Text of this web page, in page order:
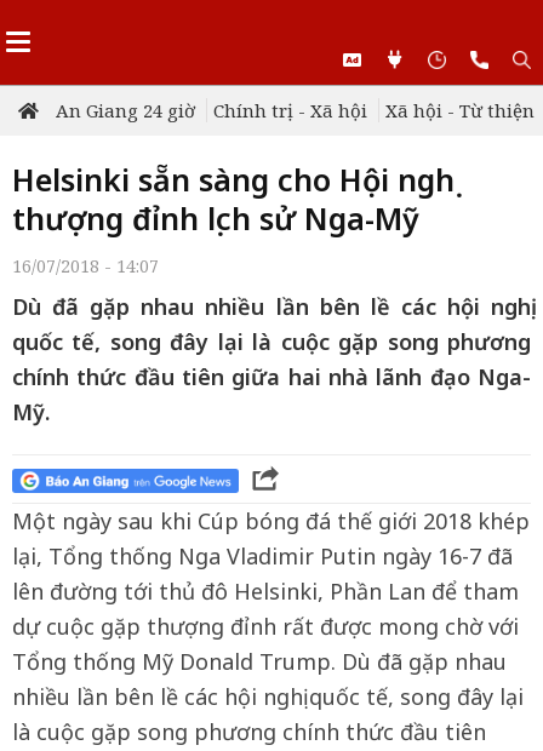
An Giang 24 giờ Chính trị - Xã hội Xã hội - Từ thiện
Helsinki sẵn sàng cho Hội nghị
thượng đỉnh lịch sử Nga-Mỹ
16/07/2018 - 14:07
Dù đã gặp nhau nhiều lần bên lề các hội nghị
quốc tế, song đây lại là cuộc gặp song phương
chính thức đầu tiên giữa hai nhà lãnh đạo Nga-
Mỹ.
Một ngày sau khi Cúp bóng đá thế giới 2018 khép
lại, Tổng thống Nga Vladimir Putin ngày 16-7 đã
lên đường tới thủ đô Helsinki, Phần Lan để tham
dự cuộc gặp thượng đỉnh rất được mong chờ với
Tổng thống Mỹ Donald Trump. Dù đã gặp nhau
nhiều lần bên lề các hội nghị quốc tế, song đây lại
là cuộc gặp song phương chính thức đầu tiên